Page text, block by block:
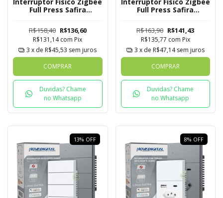
Interruptor Físico Zigbee
Full Press Safira
R$158,40 R$136,60
R$131,14com Pix
3 x de R$45,53 sem juros
COMPRAR
Duvidas? Chame
no Whatsapp
Interruptor Físico Zigbee
Full Press Safira
R$163,90 R$141,43
R$135,77 com Pix
3 x de R$47,14 sem juros
COMPRAR
Duvidas? Chame
no Whatsapp
13% OFF 8% OFF